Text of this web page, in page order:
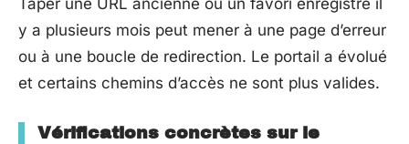
Taper une URL ancienne ou un favori enregistré il
y a plusieurs mois peut mener à une page d’erreur
ou à une boucle de redirection. Le portail a évolué
et certains chemins d’accès ne sont plus valides.
Vérifications concrètes sur le